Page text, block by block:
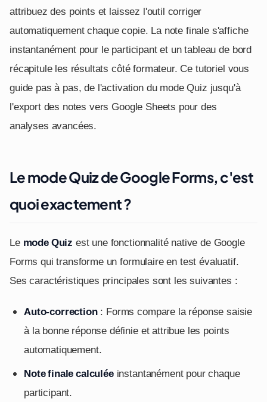
attribuez des points et laissez l'outil corriger
automatiquement chaque copie. La note finale s'affiche
instantanément pour le participant et un tableau de bord
récapitule les résultats côté formateur. Ce tutoriel vous
guide pas à pas, de l'activation du mode Quiz jusqu'à
l'export des notes vers Google Sheets pour des
analyses avancées.
Le mode Quiz de Google Forms, c'est
quoi exactement ?
Le mode Quiz est une fonctionnalité native de Google
Forms qui transforme un formulaire en test évaluatif.
Ses caractéristiques principales sont les suivantes :
Auto-correction: Forms compare la réponse saisie
à la bonne réponse définie et attribue les points
automatiquement.
Note finale calculéeinstantanément pour chaque
participant.